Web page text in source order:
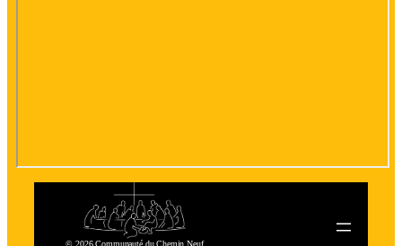
© 2026 Communauté du Chemin Neuf